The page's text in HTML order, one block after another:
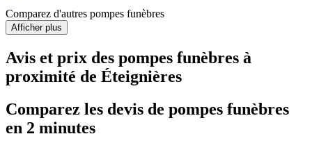
Comparez d'autres pompes funèbres
Afficher plus
Avis et prix des pompes funèbres à
proximité de Éteignières
Comparez les devis de pompes funèbres
en 2 minutes